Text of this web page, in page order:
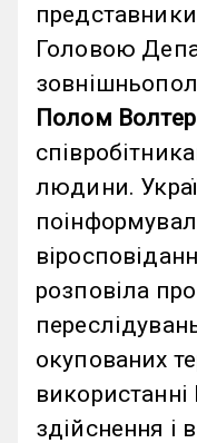
Головою
Полом
людини.
розповіла
окупованих
використанні
здійснення і